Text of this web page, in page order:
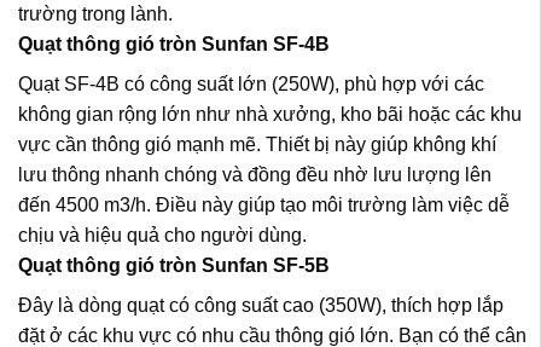
trường trong lành.
Quạt thông gió tròn Sunfan SF-4B
Quạt SF-4B có công suất lớn (250W), phù hợp với các
không gian rộng lớn như nhà xưởng, kho bãi hoặc các khu
vực cần thông gió mạnh mẽ. Thiết bị này giúp không khí
lưu thông nhanh chóng và đồng đều nhờ lưu lượng lên
đến 4500 m3/h. Điều này giúp tạo môi trường làm việc dễ
chịu và hiệu quả cho người dùng.
Quạt thông gió tròn Sunfan SF-5B
Đây là dòng quạt có công suất cao (350W), thích hợp lắp
đặt ở các khu vực có nhu cầu thông gió lớn. Bạn có thể cân